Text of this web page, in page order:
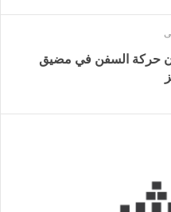
حركة السفن في مضيق